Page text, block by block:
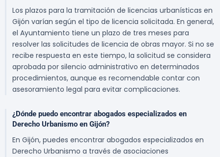
Los plazos para la tramitación de licencias urbanísticas en
Gijón varían según el tipo de licencia solicitada. En general,
el Ayuntamiento tiene un plazo de tres meses para
resolver las solicitudes de licencia de obras mayor. Si no se
recibe respuesta en este tiempo, la solicitud se considera
aprobada por silencio administrativo en determinados
procedimientos, aunque es recomendable contar con
asesoramiento legal para evitar complicaciones.
¿Dónde puedo encontrar abogados especializados en
Derecho Urbanismo en Gijón?
En Gijón, puedes encontrar abogados especializados en
Derecho Urbanismo a través de asociaciones